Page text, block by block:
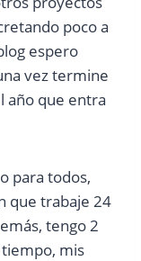
poco a
espero
vez termine
año que entra
para todos,
que trabaje 24
tengo 2
mis